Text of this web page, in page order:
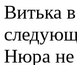
Витька
Нюра не